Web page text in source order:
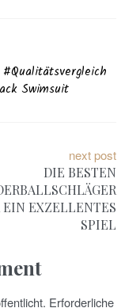
Qualitätsvergleich
Swimsuit
next post
DIE BESTEN
EIN EXZELLENTES
SPIEL
Erforderliche